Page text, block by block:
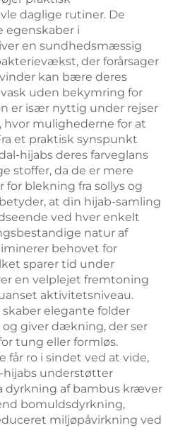
daglige rutiner. De
egenskaber i
en sundhedsmæssig
der forårsager
kan bære deres
uden bekymring for
er især nyttig under rejser
hvor mulighederne for at
et praktisk synspunkt
hijabs deres farveglans
stoffer, da de er mere
blekning fra sollys og
at din hijab-samling
ved hver enkelt
natur af
behovet for
sparer tid under
en velplejet fremtoning
aktivitetsniveau.
elegante folder
giver dækning, der ser
tung eller formløs.
får ro i sindet ved at vide,
hijabs understøtter
dyrkning af bambus kræver
bomuldsdyrkning,
miljøpåvirkning ved